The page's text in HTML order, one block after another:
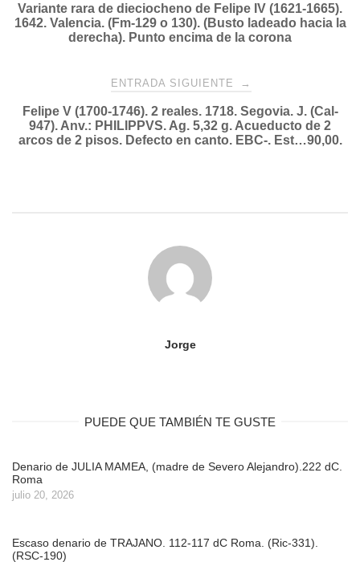
de
Variante rara de dieciocheno de Felipe IV (1621-1665).
1642. Valencia. (Fm-129 o 130). (Busto ladeado hacia la
derecha). Punto encima de la corona
ENTRADA SIGUIENTE →
Felipe V (1700-1746). 2 reales. 1718. Segovia. J. (Cal-
947). Anv.: PHILIPPVS. Ag. 5,32 g. Acueducto de 2
arcos de 2 pisos. Defecto en canto. EBC-. Est…90,00.
Jorge
PUEDE QUE TAMBIÉN TE GUSTE
Denario de JULIA MAMEA, (madre de Severo Alejandro).222 dC.
Roma
julio 20, 2026
Escaso denario de TRAJANO. 112-117 dC Roma. (Ric-331).
(RSC-190)